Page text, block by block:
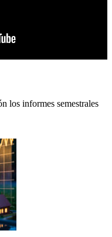
los informes semestrales